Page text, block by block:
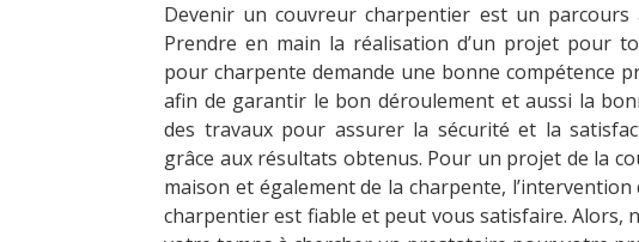
Devenir un couvreur charpentier est un parcours
Prendre en main la réalisation d’un projet pour
pour charpente demande une bonne compétence
afin de garantir le bon déroulement et aussi la
des travaux pour assurer la sécurité et la
grâce aux résultats obtenus. Pour un projet de la
maison et également de la charpente, l’intervention
charpentier est fiable et peut vous satisfaire. Alors,